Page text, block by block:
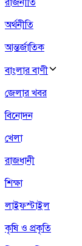
রাজনীতি
অর্থনীতি
আন্তর্জাতিক
বাংলার বাণী
জেলার খবর
বিনোদন
খেলা
রাজধানী
শিক্ষা
লাইফস্টাইল
কৃষি ও প্রকৃতি